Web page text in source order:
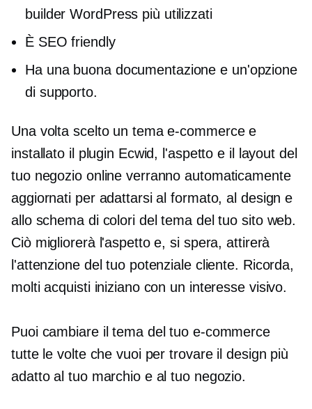
builder WordPress più utilizzati
È SEO friendly
Ha una buona documentazione e un'opzione
di supporto.
Una volta scelto un tema e-commerce e
installato il plugin Ecwid, l'aspetto e il layout del
tuo negozio online verranno automaticamente
aggiornati per adattarsi al formato, al design e
allo schema di colori del tema del tuo sito web.
Ciò migliorerà l'aspetto e, si spera, attirerà
l'attenzione del tuo potenziale cliente. Ricorda,
molti acquisti iniziano con un interesse visivo.
Puoi cambiare il tema del tuo e-commerce
tutte le volte che vuoi per trovare il design più
adatto al tuo marchio e al tuo negozio.